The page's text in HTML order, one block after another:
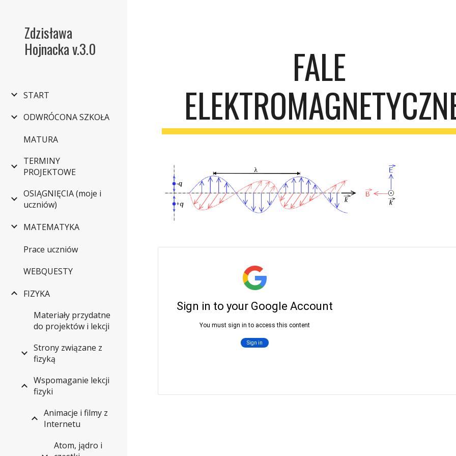
Zdzisława
Hojnacka v.3.0
START
ODWRÓCONA SZKOŁA
MATURA
TERMINY
PROJEKTOWE
OSIĄGNIĘCIA (moje i
uczniów)
MATEMATYKA
Prace uczniów
WEBQUESTY
FIZYKA
Materiały przydatne
do projektów i lekcji
Strony związane z
fizyką
Wspomaganie lekcji
fizyki
Animacje i filmy z
Internetu
Atom, jądro i
FALE